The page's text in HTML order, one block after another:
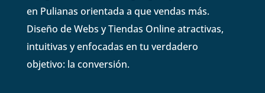
en Pulianas orientada a que vendas más.
Diseño de Webs y Tiendas Online atractivas,
intuitivas y enfocadas en tu verdadero
objetivo: la conversión.